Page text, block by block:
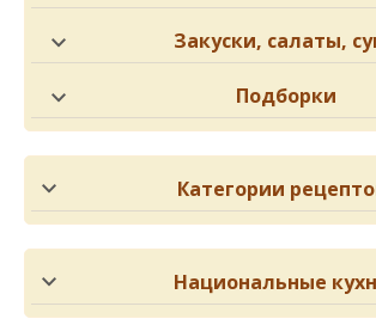
Закуски, салаты,
Подборки
Категории
Национальные